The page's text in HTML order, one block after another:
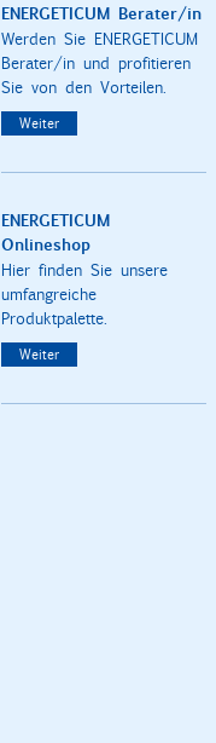
ENERGETICUM Berater/in
Werden Sie ENERGETICUM
Berater/in und profitieren
Sie von den Vorteilen.
Weiter
ENERGETICUM
Onlineshop
Hier finden Sie unsere
umfangreiche
Produktpalette.
Weiter